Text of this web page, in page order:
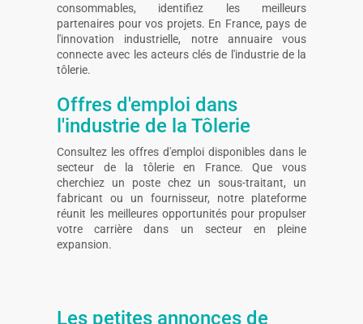
consommables, identifiez les meilleurs
partenaires pour vos projets. En France, pays de
l'innovation industrielle, notre annuaire vous
connecte avec les acteurs clés de l'industrie de la
tôlerie.
Offres d'emploi dans
l'industrie de la Tôlerie
Consultez les offres d'emploi disponibles dans le
secteur de la tôlerie en France. Que vous
cherchiez un poste chez un sous-traitant, un
fabricant ou un fournisseur, notre plateforme
réunit les meilleures opportunités pour propulser
votre carrière dans un secteur en pleine
expansion.
Les petites annonces de